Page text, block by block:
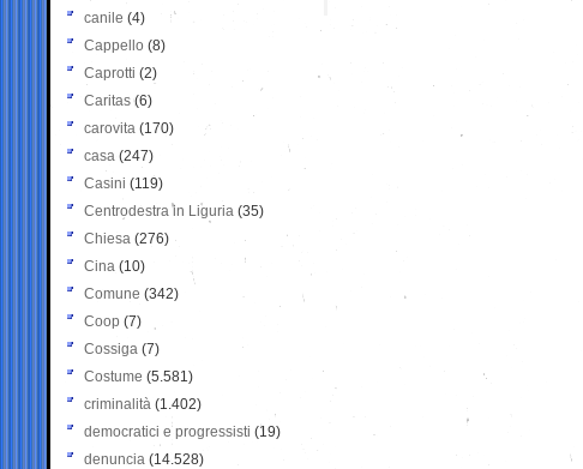
canile (4)
Cappello (8)
Caprotti (2)
Caritas (6)
carovita (170)
casa (247)
Casini (119)
Centrodestra in Liguria (35)
Chiesa (276)
Cina (10)
Comune (342)
Coop (7)
Cossiga (7)
Costume (5.581)
criminalità (1.402)
democratici e progressisti (19)
denuncia (14.528)